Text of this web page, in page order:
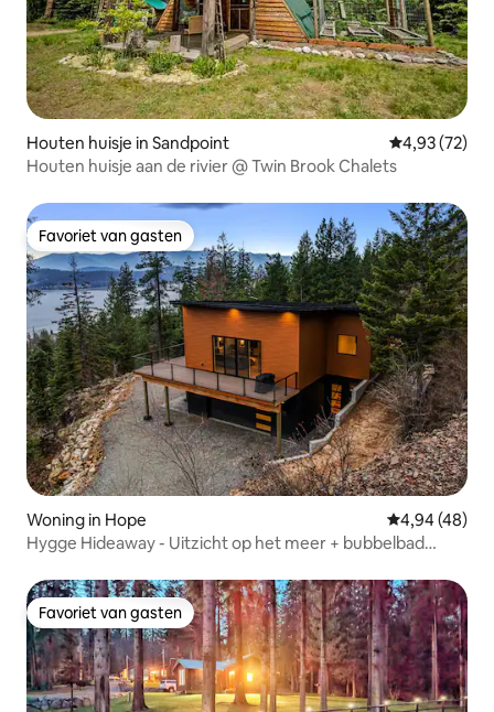
Houten huisje in Sandpoint Gemiddelde
4,93 (72)
Houten huisje aan de rivier @ Twin Brook Chalets
Favoriet van gasten
Favoriet van gasten
Woning in Hope Gemiddelde
4,94 (48)
Hygge Hideaway - Uitzicht op het meer + bubbelbad
Favoriet van gasten
Favoriet van gasten